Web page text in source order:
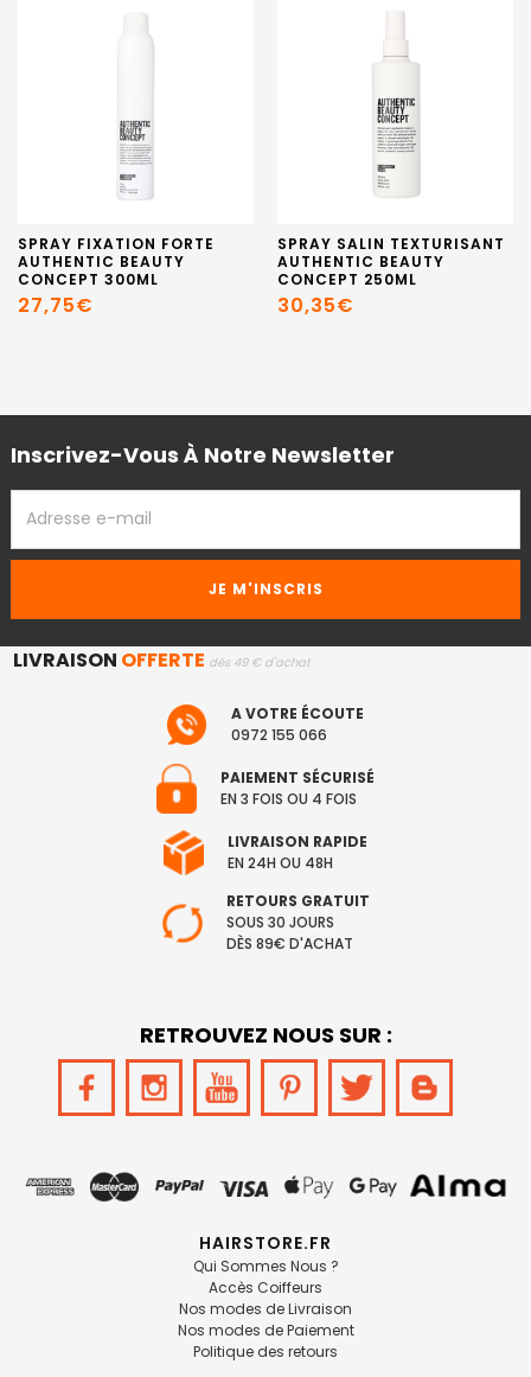
SPRAY FIXATION FORTE
AUTHENTIC BEAUTY
CONCEPT 300ML
27,75€
SPRAY SALIN TEXTURISANT
AUTHENTIC BEAUTY
CONCEPT 250ML
30,35€
Inscrivez-Vous À Notre Newsletter
EMAIL
LIVRAISON OFFERTE dès 49 € d'achat
A VOTRE ÉCOUTE
0972 155 066
PAIEMENT SÉCURISÉ
EN 3 FOIS OU 4 FOIS
LIVRAISON RAPIDE
EN 24H OU 48H
RETOURS GRATUIT
SOUS 30 JOURS
DÈS 89€ D'ACHAT
RETROUVEZ NOUS SUR :
HAIRSTORE.FR
Qui Sommes Nous ?
Accès Coiffeurs
Nos modes de Livraison
Nos modes de Paiement
Politique des retours